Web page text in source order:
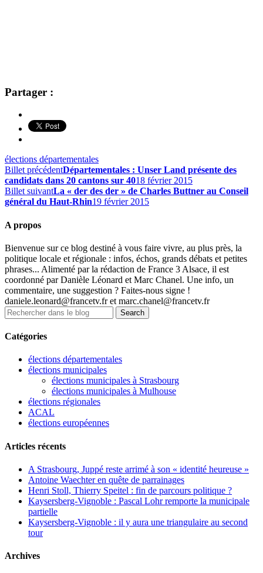
Partager :
élections départementales
Billet précédentDépartementales : Unser Land présente des
candidats dans 20 cantons sur 4018 février 2015
Billet suivantLa « der des der » de Charles Buttner au Conseil
général du Haut-Rhin19 février 2015
A propos
Bienvenue sur ce blog destiné à vous faire vivre, au plus près, la
politique locale et régionale : infos, échos, grands débats et petites
phrases... Alimenté par la rédaction de France 3 Alsace, il est
coordonné par Danièle Léonard et Marc Chanel. Une info, un
commentaire, une suggestion ? Faites-nous signe !
daniele.leonard@francetv.fr et marc.chanel@francetv.fr
Catégories
élections départementales
élections municipales
élections municipales à Strasbourg
élections municipales à Mulhouse
élections régionales
ACAL
élections européennes
Articles récents
A Strasbourg, Juppé reste arrimé à son « identité heureuse »
Antoine Waechter en quête de parrainages
Henri Stoll, Thierry Speitel : fin de parcours politique ?
Kaysersberg-Vignoble : Pascal Lohr remporte la municipale
partielle
Kaysersberg-Vignoble : il y aura une triangulaire au second
tour
Archives